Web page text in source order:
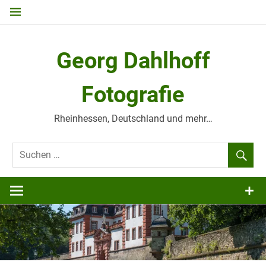
Zum
Georg Dahlhoff
Fotografie
Rheinhessen, Deutschland und mehr…